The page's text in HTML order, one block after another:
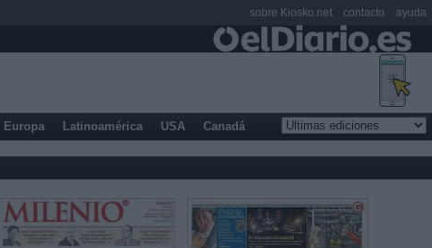
Europa Latinoamérica USA Canadá
sobre Kiosko.net contacto ayuda